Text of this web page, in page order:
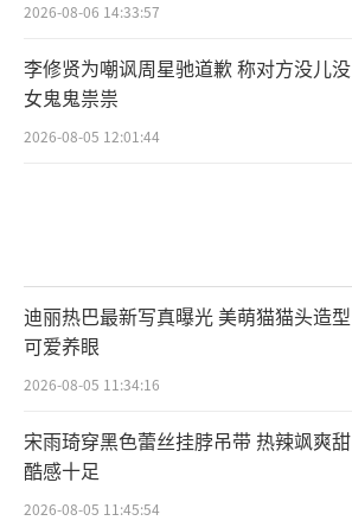
2026-08-06 14:33:57
李修贤为嘲讽周星驰道歉 称对方没儿没
女鬼鬼祟祟
2026-08-05 12:01:44
迪丽热巴最新写真曝光 美萌猫猫头造型
可爱养眼
2026-08-05 11:34:16
宋雨琦穿黑色蕾丝挂脖吊带 热辣飒爽甜
酷感十足
2026-08-05 11:45:54